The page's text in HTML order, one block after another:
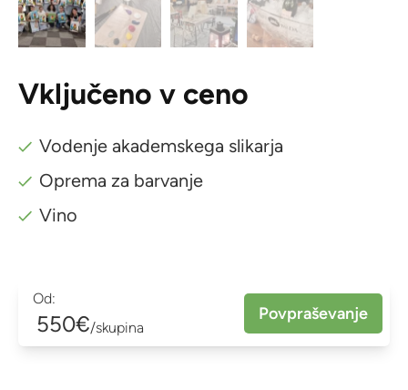
Vključeno v ceno
Vodenje akademskega slikarja
Oprema za barvanje
Vino
Od:
550€/skupina
Povpraševanje